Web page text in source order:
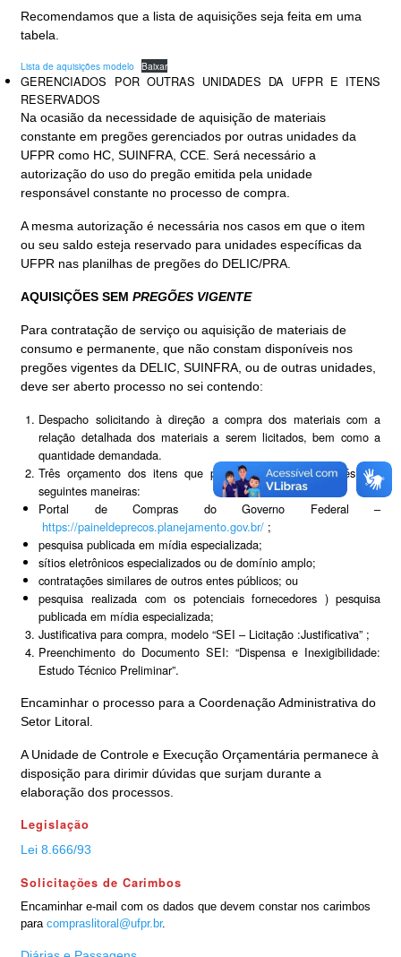
Recomendamos que a lista de aquisições seja feita em uma
tabela.
Lista de aquisições modelo Baixar
GERENCIADOS POR OUTRAS UNIDADES DA UFPR E ITENS
RESERVADOS
Na ocasião da necessidade de aquisição de materiais
constante em pregões gerenciados por outras unidades da
UFPR como HC, SUINFRA, CCE. Será necessário a
autorização do uso do pregão emitida pela unidade
responsável constante no processo de compra.
A mesma autorização é necessária nos casos em que o item
ou seu saldo esteja reservado para unidades específicas da
UFPR nas planilhas de pregões do DELIC/PRA.
AQUISIÇÕES SEMPREGÕES VIGENTE
Para contratação de serviço ou aquisição de materiais de
consumo e permanente, que não constam disponíveis nos
pregões vigentes da DELIC, SUINFRA, ou de outras unidades,
deve ser aberto processo no sei contendo:
Despacho solicitando à direção a compra dos materiais com a
relação detalhada dos materiais a serem licitados, bem como a
quantidade demandada.
Três orçamento dos itens que podem ser obtidos através das
seguintes maneiras:
Portal de Compras do Governo Federal –
https://paineldeprecos.planejamento.gov.br/ ;
pesquisa publicada em mídia especializada;
sítios eletrônicos especializados ou de domínio amplo;
contratações similares de outros entes públicos; ou
pesquisa realizada com os potenciais fornecedores ) pesquisa
publicada em mídia especializada;
Justificativa para compra, modelo “SEI – Licitação :Justificativa” ;
Preenchimento do Documento SEI: “Dispensa e Inexigibilidade:
Estudo Técnico Preliminar”.
Encaminhar o processo para a Coordenação Administrativa do
Setor Litoral.
A Unidade de Controle e Execução Orçamentária permanece à
disposição para dirimir dúvidas que surjam durante a
elaboração dos processos.
Legislação
Lei 8.666/93
Solicitações de Carimbos
Encaminhar e-mail com os dados que devem constar nos carimbos
paracompraslitoral@ufpr.br.